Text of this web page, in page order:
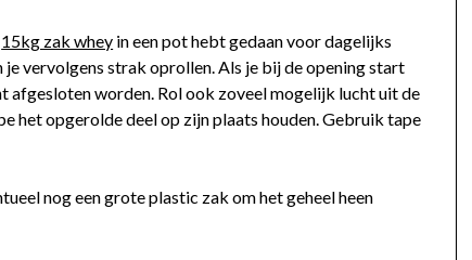
15kg zak whey in een pot hebt gedaan voor dagelijks
vervolgens strak oprollen. Als je bij de opening start
worden. Rol ook zoveel mogelijk lucht uit de
het opgerolde deel op zijn plaats houden. Gebruik tape
nog een grote plastic zak om het geheel heen